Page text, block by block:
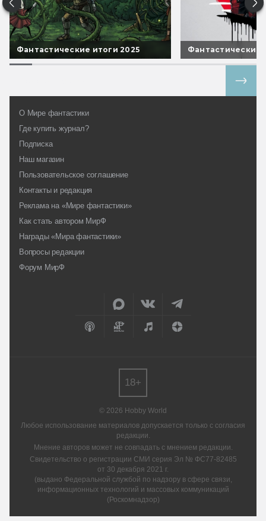
Фантастические итоги 2025 Фантастические
О Мире фантастики
Где купить журнал?
Подписка
Наш магазин
Пользовательское соглашение
Контакты и редакция
Реклама на «Мире фантастики»
Как стать автором МирФ
Награды «Мира фантастики»
Вопросы редакции
Форум МирФ
© 2026 Hobby World
Любое использование материалов допускается только с согласия
редакции.
Мнение авторов может не совпадать с мнением редакции.
Свидетельство о регистрации СМИ серия Эл № ФС77-82485
от 30 декабря 2021 г.
(выдано Федеральной службой по надзору в сфере связи,
информационных технологий и массовых коммуникаций
(Роскомнадзор)
18+